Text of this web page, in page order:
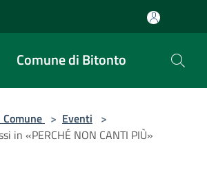
Comune di Bitonto
> Eventi >
in «PERCHÉ NON CANTI PIÙ»